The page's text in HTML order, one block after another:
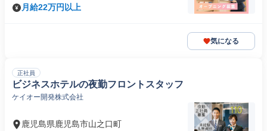
月給22万円以上
気になる
正社員
ビジネスホテルの夜勤フロントスタッフ
ケイオー開発株式会社
鹿児島県鹿児島市山之口町